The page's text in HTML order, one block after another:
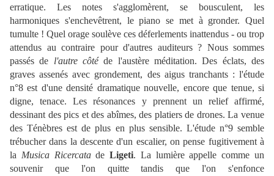
erratique. Les notes s'agglomèrent, se bousculent, les
harmoniques s'enchevêtrent, le piano se met à gronder. Quel
tumulte ! Quel orage soulève ces déferlements inattendus - ou trop
attendus au contraire pour d'autres auditeurs ? Nous sommes
passés de l'autre côtéde l'austère méditation. Des éclats, des
graves assenés avec grondement, des aigus tranchants : l'étude
n°8 est d'une densité dramatique nouvelle, encore que tenue, si
digne, tenace. Les résonances y prennent un relief affirmé,
dessinant des pics et des abîmes, des platiers de drones. La venue
des Ténèbres est de plus en plus sensible. L'étude n°9 semble
trébucher dans la descente d'un escalier, on pense fugitivement à
la Musica RicercatadeLigeti. La lumière appelle comme un
souvenir que l'on quitte tandis que l'on s'enfonce